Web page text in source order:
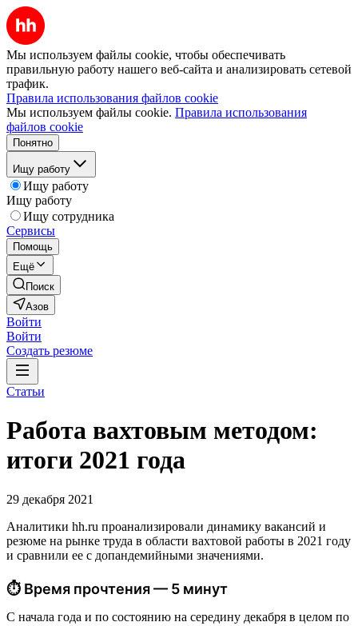
Мы используем файлы cookie, чтобы обеспечивать
правильную работу нашего веб-сайта и анализировать сетевой
трафик.
Правила использования файлов cookie
Мы используем файлы cookie. Правила использования
файлов cookie
Понятно
Ищу работу
Ищу работу
Ищу работу
Ищу сотрудника
Сервисы
Помощь
Ещё
Поиск
Азов
Войти
Войти
Создать резюме
Статьи
Работа вахтовым методом:
итоги 2021 года
29 декабря 2021
Аналитики hh.ru проанализировали динамику вакансий и
резюме на рынке труда в области вахтовой работы в 2021 году
и сравнили ее с допандемийными значениями.
⏱ Время прочтения — 5 минут
С начала года и по состоянию на середину декабря в целом по